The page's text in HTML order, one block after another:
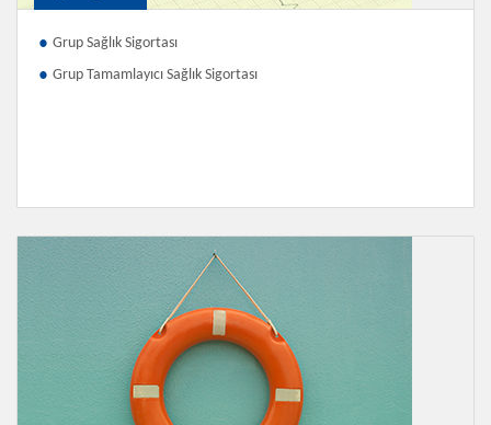
Grup Sağlık Sigortası
Grup Tamamlayıcı Sağlık Sigortası